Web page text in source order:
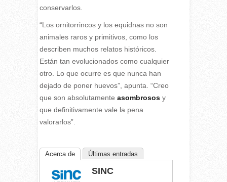
conservarlos.
“Los ornitorrincos y los equidnas no son
animales raros y primitivos, como los
describen muchos relatos históricos.
Están tan evolucionados como cualquier
otro. Lo que ocurre es que nunca han
dejado de poner huevos”, apunta. “Creo
que son absolutamente asombrososy
que definitivamente vale la pena
valorarlos”.
Acerca de Últimas entradas
SINC